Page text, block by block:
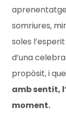
somriures,
soles
d’una
propòsit, i
amb sentit,
moment.